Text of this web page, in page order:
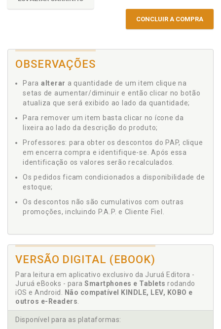
CONCLUIR A COMPRA
OBSERVAÇÕES
Para alterar a quantidade de um item clique na
setas de aumentar/diminuir e então clicar no botão
atualiza que será exibido ao lado da quantidade;
Para remover um item basta clicar no ícone da
lixeira ao lado da descrição do produto;
Professores: para obter os descontos do PAP, clique
em encerra compra e identifique-se. Após essa
identificação os valores serão recalculados.
Os pedidos ficam condicionados a disponibilidade de
estoque;
Os descontos não são cumulativos com outras
promoções, incluindo P.A.P. e Cliente Fiel.
VERSÃO DIGITAL (EBOOK)
Para leitura em aplicativo exclusivo da Juruá Editora -
Juruá eBooks - para Smartphones e Tablets rodando
iOS e Android.
Não compatível KINDLE, LEV, KOBO e
outros e-Readers
Disponível para as plataformas: